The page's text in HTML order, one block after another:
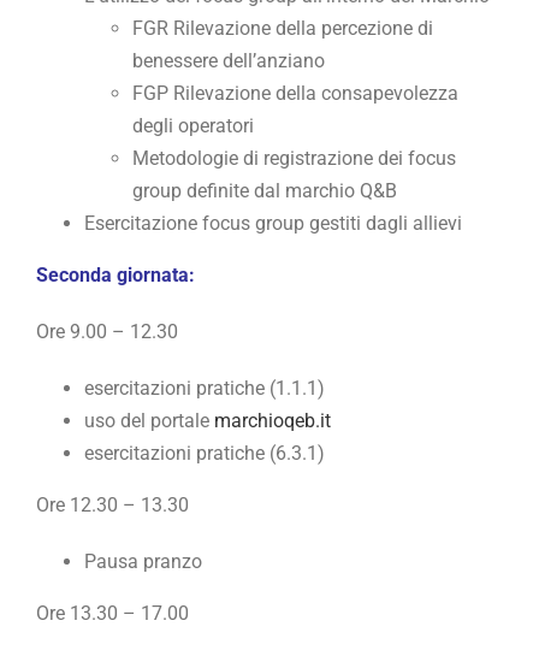
FGR Rilevazione della percezione di
benessere dell’anziano
FGP Rilevazione della consapevolezza
degli operatori
Metodologie di registrazione dei focus
group definite dal marchio Q&B
Esercitazione focus group gestiti dagli allievi
Seconda giornata:
Ore 9.00 – 12.30
esercitazioni pratiche (1.1.1)
uso del portale marchioqeb.it
esercitazioni pratiche (6.3.1)
Ore 12.30 – 13.30
Pausa pranzo
Ore 13.30 – 17.00